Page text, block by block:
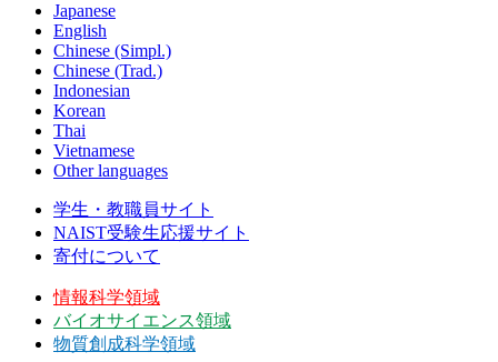
Japanese
English
Chinese (Simpl.)
Chinese (Trad.)
Indonesian
Korean
Thai
Vietnamese
Other languages
学生・教職員サイト
NAIST受験生応援サイト
寄付について
情報科学領域
バイオサイエンス領域
物質創成科学領域